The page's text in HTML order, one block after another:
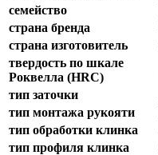
семейство
страна бренда
страна изготовитель
твердость по шкале
Роквелла (HRC)
тип заточки
тип монтажа рукояти
тип обработки клинка
тип профиля клинка